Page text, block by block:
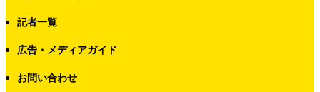
記者一覧
広告・メディアガイド
お問い合わせ